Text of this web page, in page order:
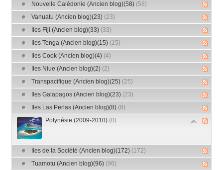
Nouvelle Calédonie (Ancien blog)(58) (58)
Vanuatu (Ancien blog)(23) (23)
Iles Fiji (Ancien blog)(33) (33)
Iles Tonga (Ancien blog)(15) (15)
Iles Cook (Ancien blog)(4) (4)
Iles Niue (Ancien blog)(2) (2)
Transpacifique (Ancien blog)(25) (25)
Iles Galapagos (Ancien blog)(23) (23)
Iles Las Perlas (Ancien blog)(8) (8)
Polynésie (2009-2010) (0)
Iles de la Société (Ancien blog)(172) (172)
Tuamotu (Ancien blog)(96) (96)